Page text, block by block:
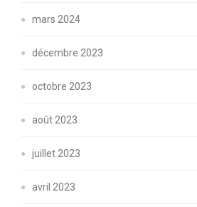
mars 2024
décembre 2023
octobre 2023
août 2023
juillet 2023
avril 2023